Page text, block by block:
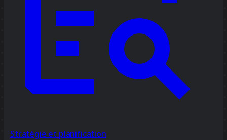
Stratégie et planification